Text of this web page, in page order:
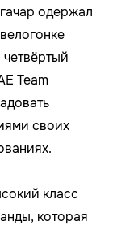
одержал
Team
своих
класс
которая